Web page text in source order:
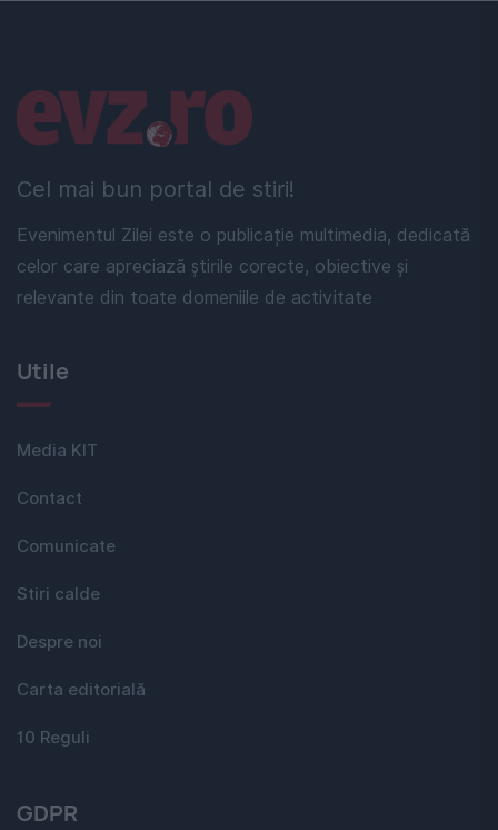
Cel mai bun portal de stiri!
Evenimentul Zilei este o publicație multimedia, dedicată
celor care apreciază știrile corecte, obiective și
relevante din toate domeniile de activitate
Linkuri utile
Utile
Media KIT
Contact
Comunicate
Stiri calde
Despre noi
Carta editorială
10 Reguli
GDPR